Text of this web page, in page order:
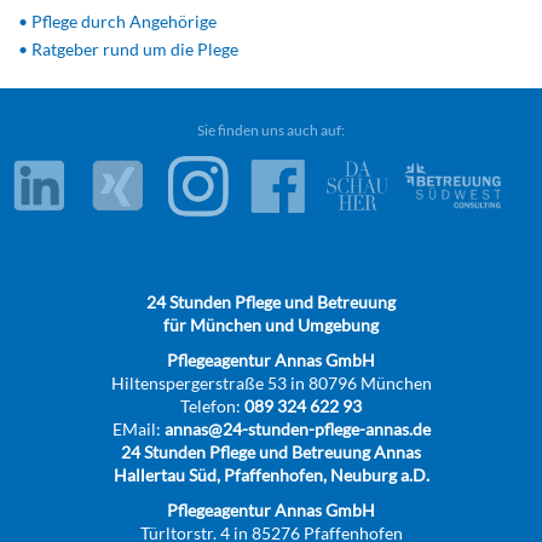
• Pflege durch Angehörige
• Ratgeber rund um die Plege
Sie finden uns auch auf:
24 Stunden Pflege und Betreuung
für München und Umgebung
Pflegeagentur Annas GmbH
Hiltenspergerstraße 53 in 80796 München
Telefon: 089 324 622 93
EMail: annas@24-stunden-pflege-annas.de
24 Stunden Pflege und Betreuung Annas
Hallertau Süd, Pfaffenhofen, Neuburg a.D.
Pflegeagentur Annas GmbH
Türltorstr. 4 in 85276 Pfaffenhofen